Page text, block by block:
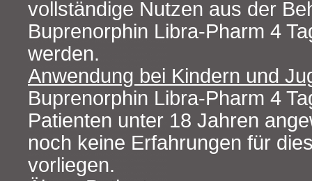
vollständige Nutzen aus der
Buprenorphin Libra-Pharm 4
werden.
Anwendung bei Kindern und
Buprenorphin Libra-Pharm 4
Patienten unter 18 Jahren
noch keine Erfahrungen für
vorliegen.